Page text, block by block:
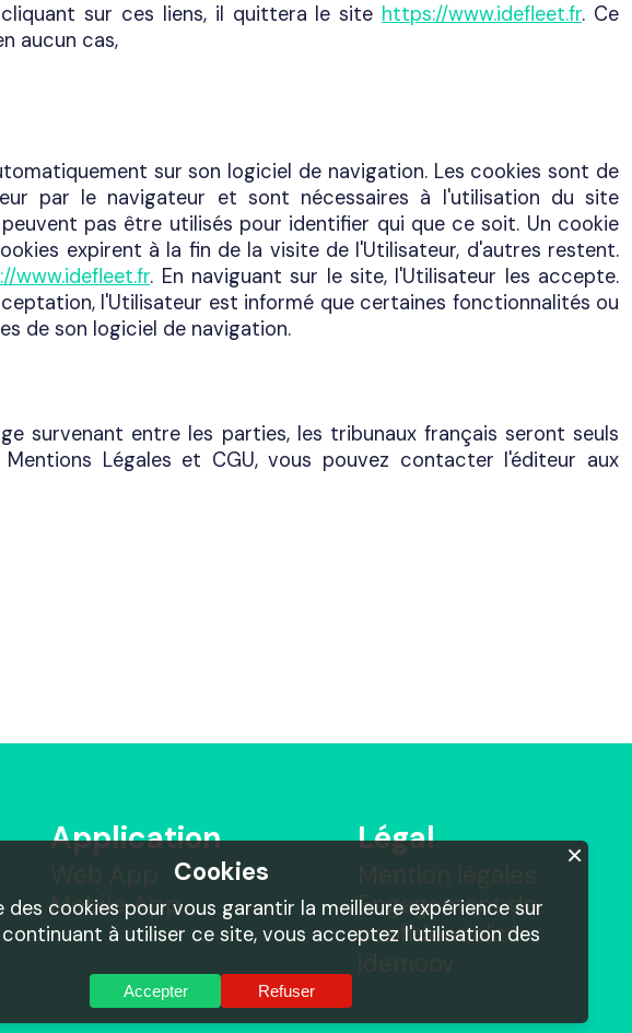
sur ces liens, il quittera le site https://www.idefleet.fr. Ce
aucun cas,
sur son logiciel de navigation. Les cookies sont de
par le navigateur et sont nécessaires à l'utilisation du site
pas être utilisés pour identifier qui que ce soit. Un cookie
expirent à la fin de la visite de l'Utilisateur, d'autres restent.
www.idefleet.fr. En naviguant sur le site, l'Utilisateur les accepte.
l'Utilisateur est informé que certaines fonctionnalités ou
de son logiciel de navigation.
survenant entre les parties, les tribunaux français seront seuls
Légales et CGU, vous pouvez contacter l'éditeur aux
Application
Web App
Mobile App
Légal
Mention légales
Engagement de
confidentialité
idemoov
×
Cookies
des cookies pour vous garantir la meilleure expérience sur
à utiliser ce site, vous acceptez l'utilisation des
Accepter Refuser